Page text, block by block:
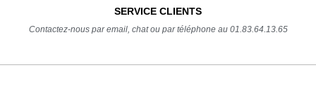
SERVICE CLIENTS
Contactez-nous par email, chat ou par téléphone au 01.83.64.13.65